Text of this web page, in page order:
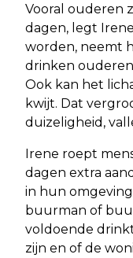
Vooral ouderen
dagen, legt
worden, neemt
drinken
Ook kan het
kwijt. Dat
duizeligheid,
Irene roept
dagen extra
in hun
buurman of
voldoende
zijn en of de